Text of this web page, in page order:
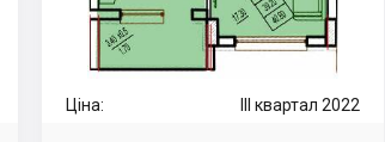
Ціна: III квартал 2022